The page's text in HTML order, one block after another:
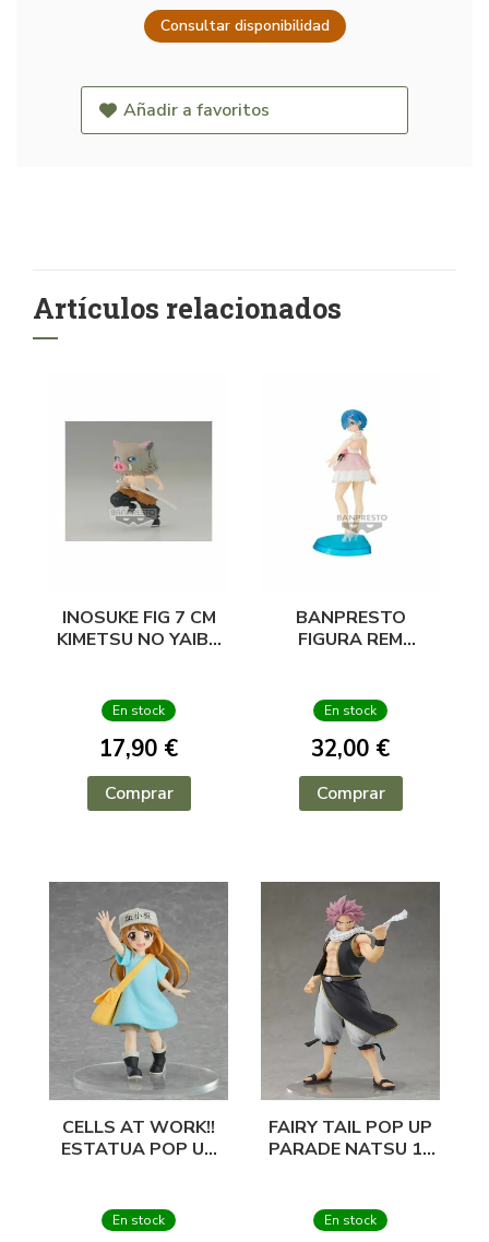
Consultar disponibilidad
Añadir a favoritos
Artículos relacionados
INOSUKE FIG 7 CM
KIMETSU NO YAIBA
En stock
17,90 €
Comprar
BANPRESTO
FIGURA REM
En stock
32,00 €
Comprar
CELLS AT WORK!!
ESTATUA POP UP
En stock
FAIRY TAIL POP UP
PARADE NATSU 17
En stock